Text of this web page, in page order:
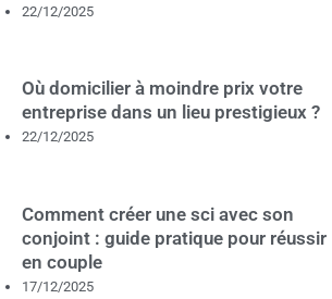
22/12/2025
Où domicilier à moindre prix votre
entreprise dans un lieu prestigieux ?
22/12/2025
Comment créer une sci avec son
conjoint : guide pratique pour réussir
en couple
17/12/2025